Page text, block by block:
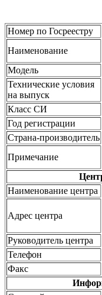
Номер по Госреестру
Наименование
Модель
Технические условия
на выпуск
Класс СИ
Год регистрации
Страна-производитель
Примечание
Наименование центра
Адрес центра
Руководитель центра
Телефон
Факс